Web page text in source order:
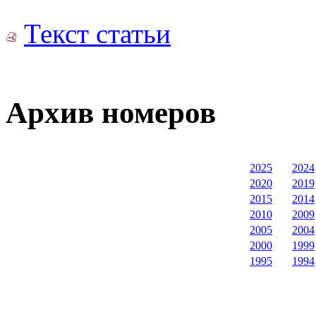
Текст статьи
Архив номеров
2025
2024
2020
2019
2015
2014
2010
2009
2005
2004
2000
1999
1995
1994